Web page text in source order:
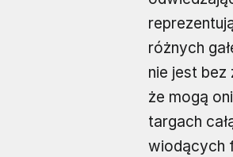
różnych
nie jest bez
że mogą
targach
wiodących